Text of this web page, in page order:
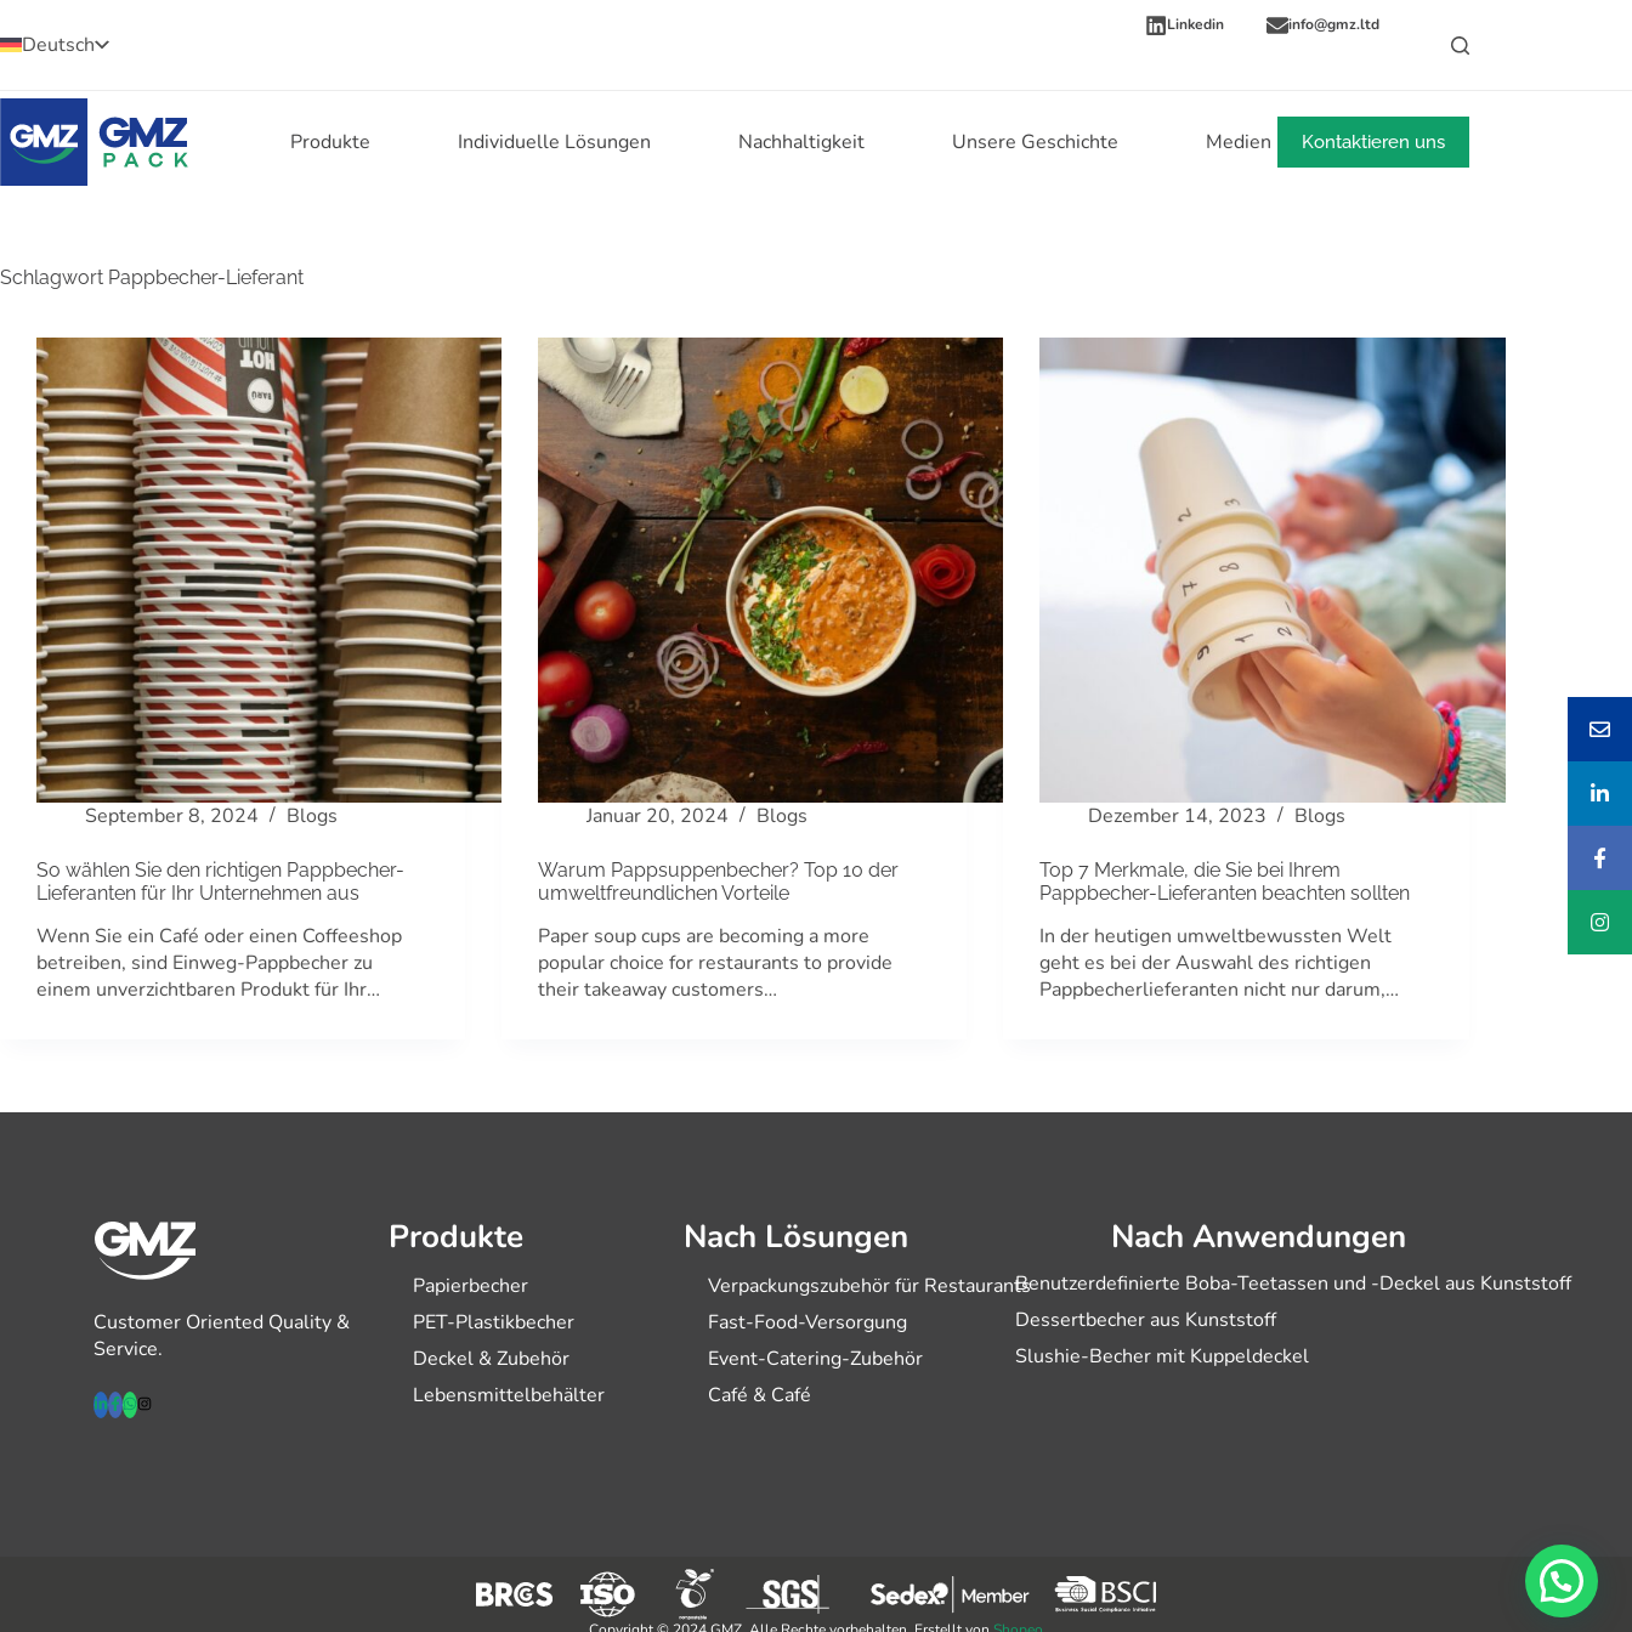
Deutsch
Linkedin info@gmz.ltd
Produkte Individuelle Lösungen Nachhaltigkeit Unsere Geschichte Medien Mehr
Kontaktieren uns
Schlagwort Pappbecher-Lieferant
September 8, 2024 Blogs
So wählen Sie den richtigen Pappbecher-
Lieferanten für Ihr Unternehmen aus
Wenn Sie ein Café oder einen Coffeeshop
betreiben, sind Einweg-Pappbecher zu
einem unverzichtbaren Produkt für Ihr…
Januar 20, 2024 Blogs
Warum Pappsuppenbecher? Top 10 der
umweltfreundlichen Vorteile
Paper soup cups are becoming a more
popular choice for restaurants to provide
their takeaway customers…
Dezember 14, 2023 Blogs
Top 7 Merkmale, die Sie bei Ihrem
Pappbecher-Lieferanten beachten sollten
In der heutigen umweltbewussten Welt
geht es bei der Auswahl des richtigen
Pappbecherlieferanten nicht nur darum,…
Customer Oriented Quality &
Service.
Produkte
Papierbecher
PET-Plastikbecher
Deckel & Zubehör
Lebensmittelbehälter
Nach Lösungen
Verpackungszubehör für Restaurants
Fast-Food-Versorgung
Event-Catering-Zubehör
Café & Café
Nach Anwendungen
Benutzerdefinierte Boba-Teetassen und -Deckel aus Kunststoff
Dessertbecher aus Kunststoff
Slushie-Becher mit Kuppeldeckel